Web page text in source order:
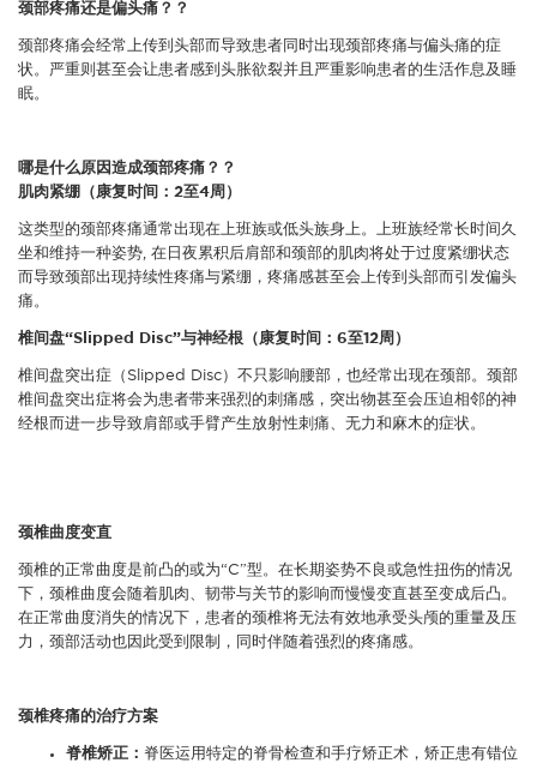
颈部疼痛还是偏头痛？？
颈部疼痛会经常上传到头部而导致患者同时出现颈部疼痛与偏头痛的症
状。严重则甚至会让患者感到头胀欲裂并且严重影响患者的生活作息及睡
眠。
哪是什么原因造成颈部疼痛？？
肌肉紧绷（康复时间：2至4周）
这类型的颈部疼痛通常出现在上班族或低头族身上。上班族经常长时间久
坐和维持一种姿势, 在日夜累积后肩部和颈部的肌肉将处于过度紧绷状态
而导致颈部出现持续性疼痛与紧绷，疼痛感甚至会上传到头部而引发偏头
痛。
椎间盘“Slipped Disc”与神经根（康复时间：6至12周）
椎间盘突出症（Slipped Disc）不只影响腰部，也经常出现在颈部。颈部
椎间盘突出症将会为患者带来强烈的刺痛感，突出物甚至会压迫相邻的神
经根而进一步导致肩部或手臂产生放射性刺痛、无力和麻木的症状。
颈椎曲度变直
颈椎的正常曲度是前凸的或为“C”型。在长期姿势不良或急性扭伤的情况
下，颈椎曲度会随着肌肉、韧带与关节的影响而慢慢变直甚至变成后凸。
在正常曲度消失的情况下，患者的颈椎将无法有效地承受头颅的重量及压
力，颈部活动也因此受到限制，同时伴随着强烈的疼痛感。
颈椎疼痛的治疗方案
脊椎矫正： 脊医运用特定的脊骨检查和手疗矫正术，矫正患有错位